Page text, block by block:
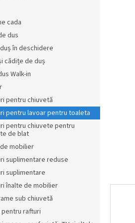
cada
dus
în deschidere
cădițe de duș
Walk-in
pentru chiuvetă
pentru lavoar pentru toaleta
pentru chiuvete pentru
de blat
mobilier
suplimentare reduse
suplimentare
înalte de mobilier
sub chiuvetă
pentru rafturi